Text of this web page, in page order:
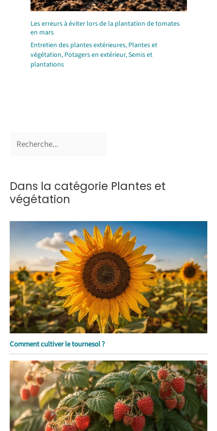
Les erreurs à éviter lors de la plantation de tomates
en mars
Entretien des plantes extérieures, Plantes et
végétation, Potagers en extérieur,Semis et
plantations
Dans la catégorie Plantes et
végétation
Comment cultiver le tournesol ?